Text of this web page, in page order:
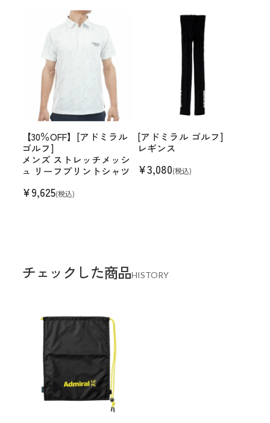
【30％OFF】[アドミラル
ゴルフ]
メンズ ストレッチメッシ
ュ リーフプリントシャツ
¥9,625(税込)
[アドミラル ゴルフ]
レギンス
¥3,080(税込)
チェックした商品HISTORY